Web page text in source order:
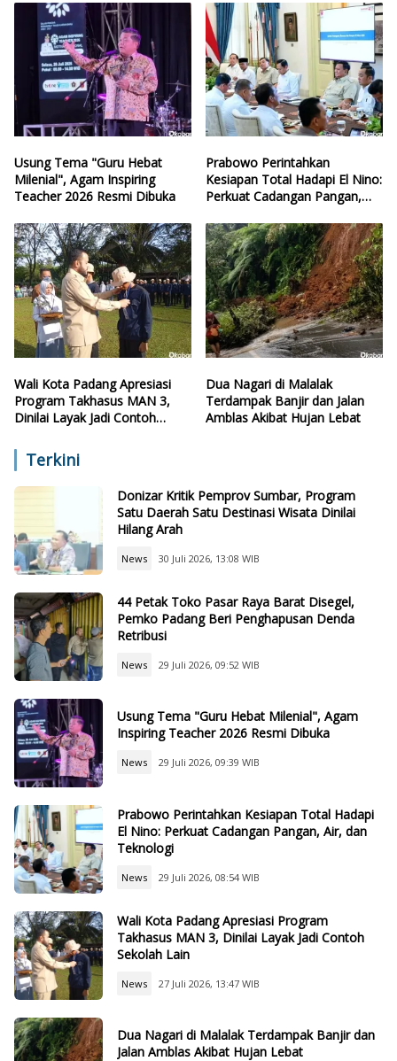
Usung Tema "Guru Hebat
Milenial", Agam Inspiring
Teacher 2026 Resmi Dibuka
Prabowo Perintahkan
Kesiapan Total Hadapi El Nino:
Perkuat Cadangan Pangan,
Wali Kota Padang Apresiasi
Program Takhasus MAN 3,
Dinilai Layak Jadi Contoh
Dua Nagari di Malalak
Terdampak Banjir dan Jalan
Amblas Akibat Hujan Lebat
Terkini
Donizar Kritik Pemprov Sumbar, Program
Satu Daerah Satu Destinasi Wisata Dinilai
Hilang Arah
News 30 Juli 2026, 13:08 WIB
44 Petak Toko Pasar Raya Barat Disegel,
Pemko Padang Beri Penghapusan Denda
Retribusi
News 29 Juli 2026, 09:52 WIB
Usung Tema "Guru Hebat Milenial", Agam
Inspiring Teacher 2026 Resmi Dibuka
News 29 Juli 2026, 09:39 WIB
Prabowo Perintahkan Kesiapan Total Hadapi
El Nino: Perkuat Cadangan Pangan, Air, dan
Teknologi
News 29 Juli 2026, 08:54 WIB
Wali Kota Padang Apresiasi Program
Takhasus MAN 3, Dinilai Layak Jadi Contoh
Sekolah Lain
News 27 Juli 2026, 13:47 WIB
Dua Nagari di Malalak Terdampak Banjir dan
Jalan Amblas Akibat Hujan Lebat